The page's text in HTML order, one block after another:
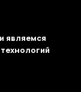
являемся